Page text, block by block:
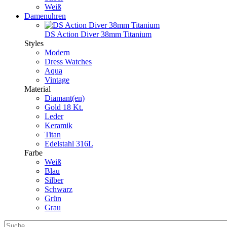
Weiß
Damenuhren
DS Action Diver 38mm Titanium
Styles
Modern
Dress Watches
Aqua
Vintage
Material
Diamant(en)
Gold 18 Kt.
Leder
Keramik
Titan
Edelstahl 316L
Farbe
Weiß
Blau
Silber
Schwarz
Grün
Grau